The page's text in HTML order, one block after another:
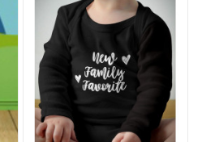
Reviews
for stars!